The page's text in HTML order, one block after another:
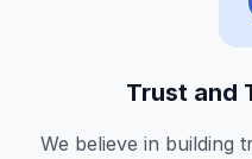
Trust and
We believe in building